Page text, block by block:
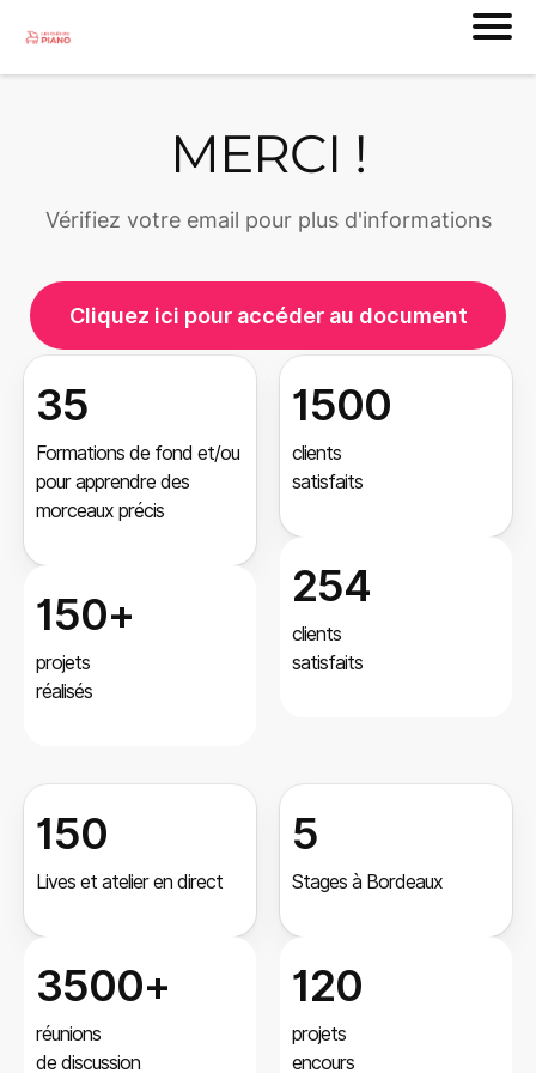
MERCI !
Vérifiez votre email pour plus d'informations
Cliquez ici pour accéder au document
35
Formations de fond et/ou
pour apprendre des
morceaux précis
150+
projets
réalisés
1500
clients
satisfaits
254
clients
satisfaits
150
Lives et atelier en direct
3500+
réunions
de discussion
5
Stages à Bordeaux
120
projets
encours